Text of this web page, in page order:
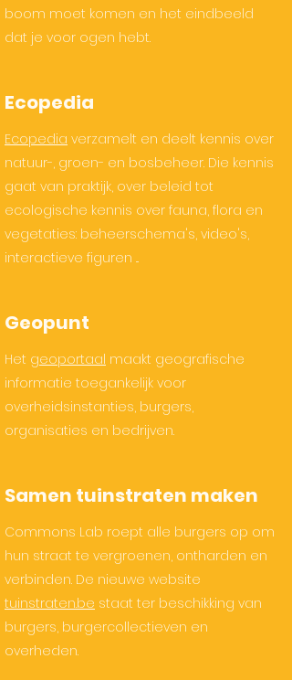
boom moet komen en het eindbeeld
dat je voor ogen hebt.
Ecopedia
Ecopedia verzamelt en deelt kennis over
natuur-, groen- en bosbeheer. Die kennis
gaat van praktijk, over beleid tot
ecologische kennis over fauna, flora en
vegetaties: beheerschema's, video's,
interactieve figuren ...
Geopunt
Het geoportaal maakt geografische
informatie toegankelijk voor
overheidsinstanties, burgers,
organisaties en bedrijven.
Samen tuinstraten maken
Commons Lab roept alle burgers op om
hun straat te vergroenen, ontharden en
verbinden. De nieuwe website
tuinstraten.be staat ter beschikking van
burgers, burgercollectieven en
overheden.